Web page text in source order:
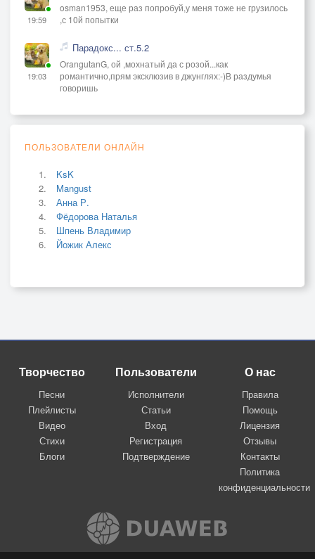
19:59
osman1953, еще раз попробуй,у меня тоже не грузилось
,с 10й попытки
19:03
Парадокс... ст.5.2
OrangutanG, ой ,мохнатый да с розой...как
романтично,прям эксклюзив в джунглях:-)В раздумья
говоришь
ПОЛЬЗОВАТЕЛИ ОНЛАЙН
KsK
Mangust
Анна Р.
Фёдорова Наталья
Шпень Владимир
Йожик Алекс
Творчество
Песни
Плейлисты
Видео
Стихи
Блоги
Пользователи
Исполнители
Статьи
Вход
Регистрация
Подтверждение
О нас
Правила
Помощь
Лицензия
Отзывы
Контакты
Политика
конфиденциальности